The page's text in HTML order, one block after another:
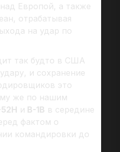
Европой, а также
отрабатывая
на удар по
так будто в США
и сохранение
это
же по нашим
и В-1В в середине
фактом о
командировки до